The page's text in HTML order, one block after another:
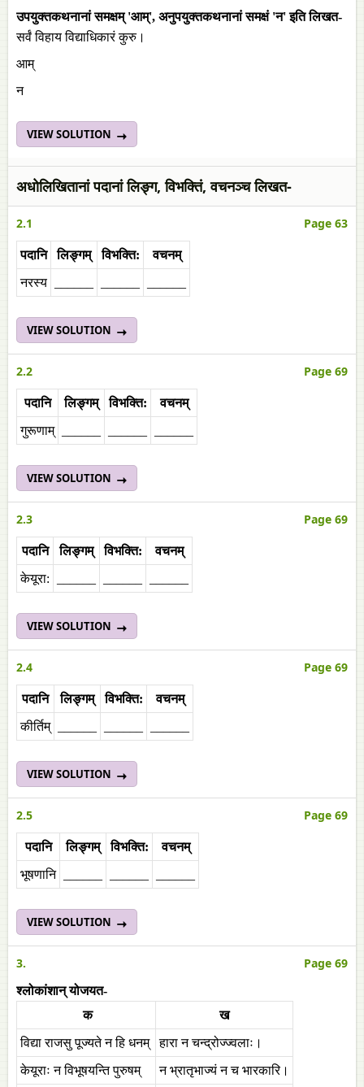
उपयुक्तकथनानां समक्षम् 'आम्', अनुपयुक्तकथनानां समक्षं 'न' इति लिखत-
सर्वं विहाय विद्याधिकारं कुरु।
आम्
न
VIEW SOLUTION
अधोलिखितानां पदानां लिङ्ग, विभक्तिं, वचनञ्च लिखत-
2.1 Page 63
पदानि लिङ्गम् विभक्ति:
वचनम्‌
नरस्य
VIEW SOLUTION
2.2 Page 69
पदानि लिङ्गम् विभक्ति:
वचनम्‌
गुरूणाम्‌
VIEW SOLUTION
2.3 Page 69
पदानि लिङ्गम् विभक्ति:
वचनम्‌
केयूरा:
VIEW SOLUTION
2.4 Page 69
पदानि लिङ्गम् विभक्ति:
वचनम्‌
कीर्तिम्‌
VIEW SOLUTION
2.5 Page 69
पदानि लिङ्गम् विभक्ति:
वचनम्‌
भूषणानि
VIEW SOLUTION
3. Page 69
श्लोकांशान् योजयत-
क
ख
विद्या राजसु पूज्यते न हि धनम्
हारा न चन्द्रोज्ज्वलाः।
केयूराः न विभूषयन्ति पुरुषम्
न भ्रातृभाज्यं न च भारकारि।